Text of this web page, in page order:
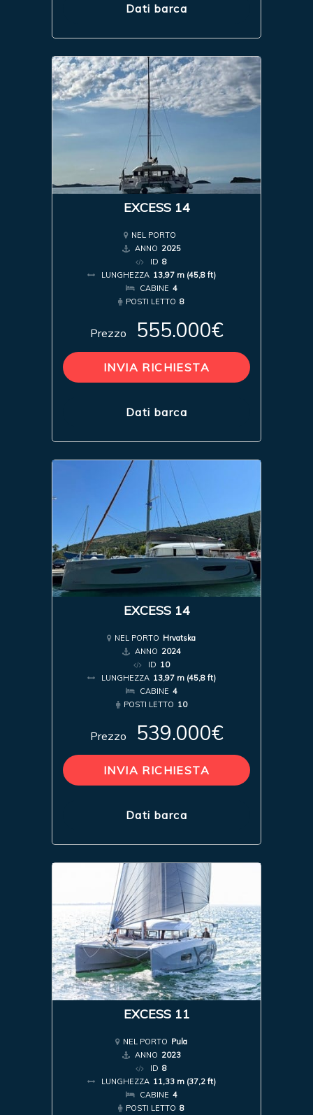
Dati barca
EXCESS 14
NEL PORTO
ANNO 2025
ID 8
LUNGHEZZA 13,97 m (45,8 ft)
CABINE 4
POSTI LETTO 8
Prezzo 555.000€
INVIA RICHIESTA
Dati barca
EXCESS 14
NEL PORTO Hrvatska
ANNO 2024
ID 10
LUNGHEZZA 13,97 m (45,8 ft)
CABINE 4
POSTI LETTO 10
Prezzo 539.000€
INVIA RICHIESTA
Dati barca
EXCESS 11
NEL PORTO Pula
ANNO 2023
ID 8
LUNGHEZZA 11,33 m (37,2 ft)
CABINE 4
POSTI LETTO 8